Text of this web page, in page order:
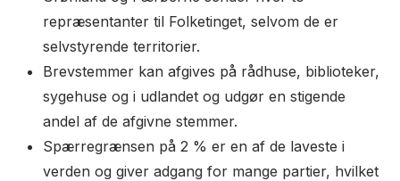
repræsentanter til Folketinget, selvom de er
selvstyrende territorier.
Brevstemmer kan afgives på rådhuse, biblioteker,
sygehuse og i udlandet og udgør en stigende
andel af de afgivne stemmer.
Spærregrænsen på 2 % er en af de laveste i
verden og giver adgang for mange partier, hvilket